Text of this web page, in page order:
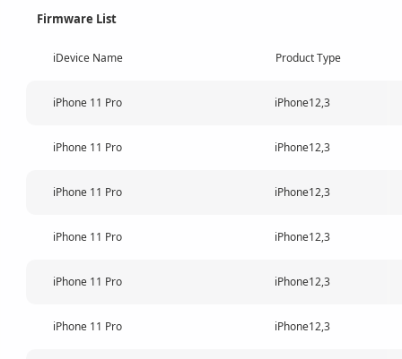
Firmware List
iDevice Name Product Type
iPhone 11 Pro iPhone12,3
iPhone 11 Pro iPhone12,3
iPhone 11 Pro iPhone12,3
iPhone 11 Pro iPhone12,3
iPhone 11 Pro iPhone12,3
iPhone 11 Pro iPhone12,3